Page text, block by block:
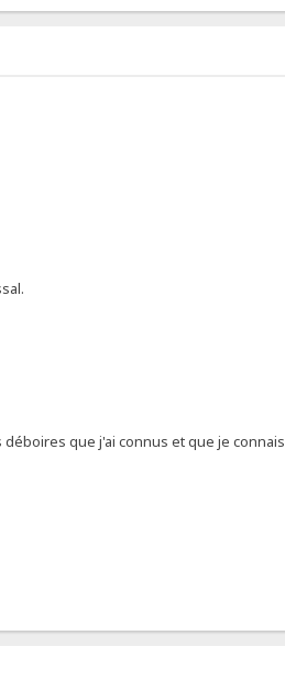
que j'ai connus et que je connais